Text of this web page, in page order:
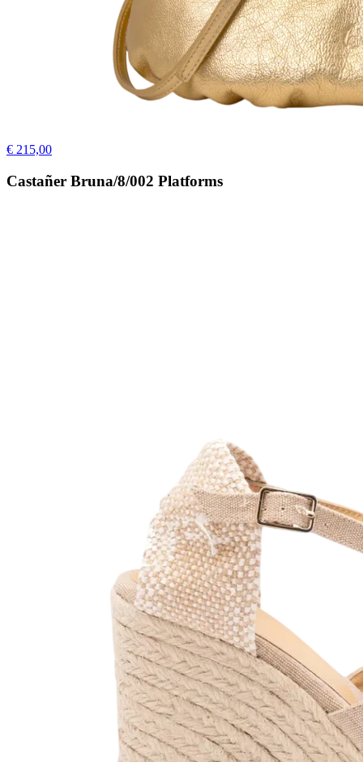
€ 215,00
Castañer Bruna/8/002 Platforms